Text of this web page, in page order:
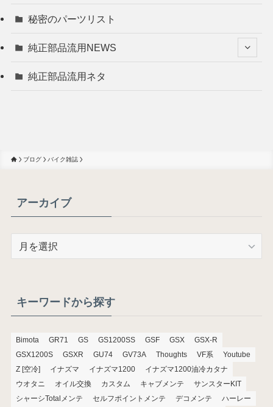
秘密のパーツリスト
純正部品流用NEWS
純正部品流用ネタ
ブログ バイク雑誌
アーカイブ
ブキーワードから探す
Bimota GR71 GS GS1200SS GSF GSX
GSX-R
GSX1200S
GSXR GU74 GV73A Thoughts VF系
Youtube
Z [空冷]
イナズマ イナズマ1200
イナズマ1200油冷カタナ
ウオタニ
オイル交換 カスタム キャブメンテ
サンスターKIT
シャーシTotalメンテ
セルフポイントメンテ デコメンテ ハーレー